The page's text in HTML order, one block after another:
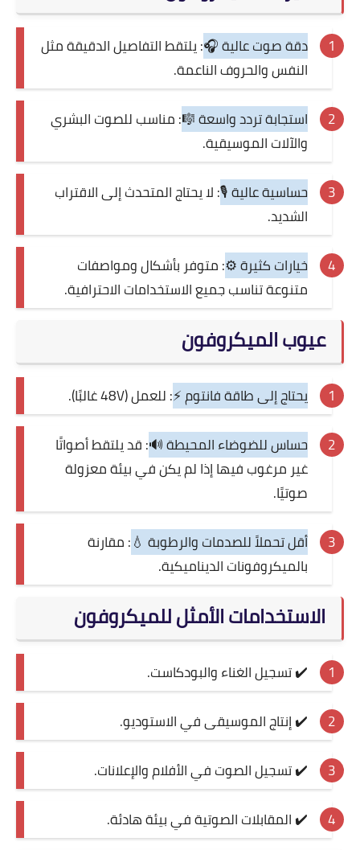
دقة صوت عالية 🎧: يلتقط التفاصيل الدقيقة مثل
النفس والحروف الناعمة.
استجابة تردد واسعة 🎼: مناسب للصوت البشري
والآلات الموسيقية.
حساسية عالية 🎙️: لا يحتاج المتحدث إلى الاقتراب
الشديد.
خيارات كثيرة ⚙️: متوفر بأشكال ومواصفات
متنوعة تناسب جميع الاستخدامات الاحترافية.
عيوب الميكروفون
يحتاج إلى طاقة فانتوم ⚡: للعمل (48V غالبًا).
حساس للضوضاء المحيطة 🔊: قد يلتقط أصواتًا
غير مرغوب فيها إذا لم يكن في بيئة معزولة
صوتيًا.
أقل تحملاً للصدمات والرطوبة 💧: مقارنة
بالميكروفونات الديناميكية.
الاستخدامات الأمثل للميكروفون
✔️ تسجيل الغناء والبودكاست.
✔️ إنتاج الموسيقى في الاستوديو.
✔️ تسجيل الصوت في الأفلام والإعلانات.
✔️ المقابلات الصوتية في بيئة هادئة.